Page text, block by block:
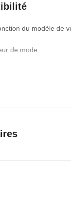
du modèle de
de mode